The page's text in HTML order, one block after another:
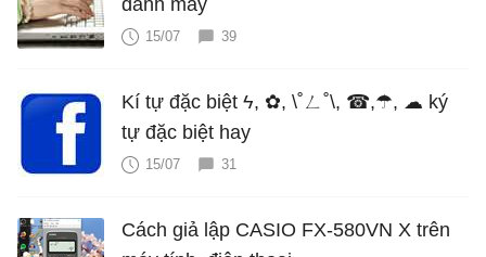
đánh máy
15/07 39
Kí tự đặc biệt ϟ, ✿, \˚ㄥ˚\, ☎,☂, ☁ ký
tự đặc biệt hay
15/07 31
Cách giả lập CASIO FX-580VN X trên